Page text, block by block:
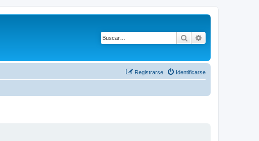
Buscar
Identificarse
Registrarse